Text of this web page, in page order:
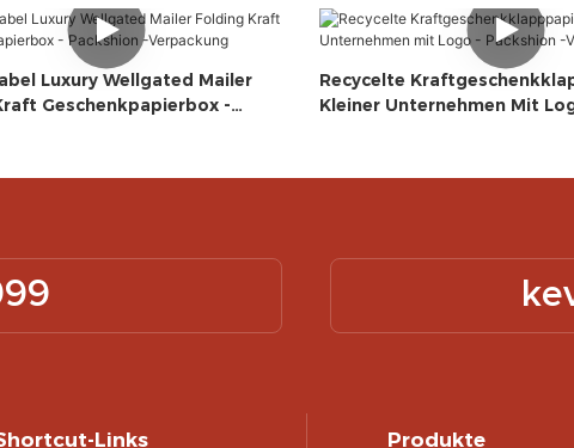
Luxury Wellgated Mailer
Geschenkpapierbox -
Recycelte
Kleiner Unternehmen Mit
Links Produkte